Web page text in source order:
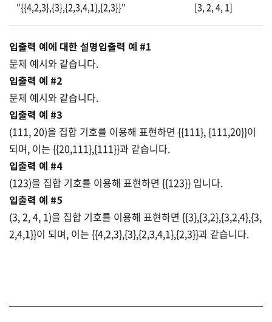
"{{4,2,3},{3},{2,3,4,1},{2,3}}" [3, 2, 4, 1]
입출력 예에 대한 설명입출력 예 #1
문제 예시와 같습니다.
입출력 예 #2
문제 예시와 같습니다.
입출력 예 #3
(111, 20)을 집합 기호를 이용해 표현하면 {{111}, {111,20}}이
되며, 이는 {{20,111},{111}}과 같습니다.
입출력 예 #4
(123)을 집합 기호를 이용해 표현하면 {{123}} 입니다.
입출력 예 #5
(3, 2, 4, 1)을 집합 기호를 이용해 표현하면 {{3},{3,2},{3,2,4},{3,
2,4,1}}이 되며, 이는 {{4,2,3},{3},{2,3,4,1},{2,3}}과 같습니다.